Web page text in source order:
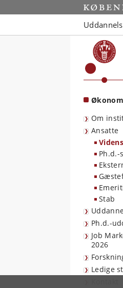
Start
Om
Ansatte
Ph.d.-
Stab
Ph.d.-
Job
2026
Ledige